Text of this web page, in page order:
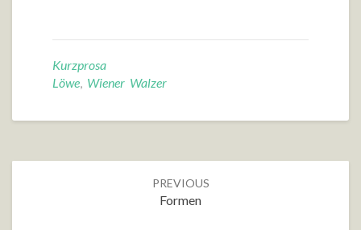
Kurzprosa
Löwe Wiener Walzer
PREVIOUS
Formen